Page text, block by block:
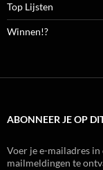
Top Lijsten
Winnen!?
ABONNEER JE OP
Voer je e-mailadres
mailmeldingen te